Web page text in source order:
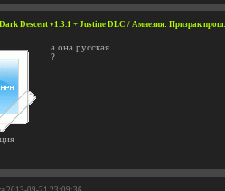
Descent v1.3.1 + Justine DLC / Амнезия: Призрак
а она русская
?